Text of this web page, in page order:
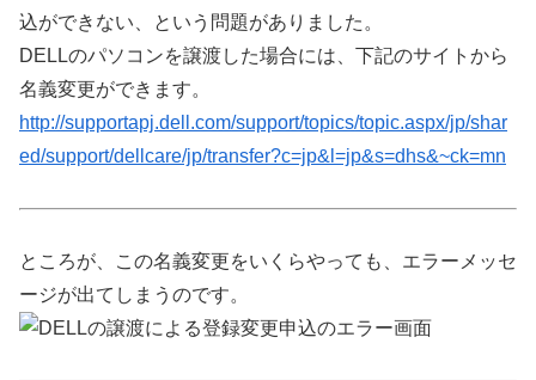
込ができない、という問題がありました。
DELLのパソコンを譲渡した場合には、下記のサイトから
名義変更ができます。
http://supportapj.dell.com/support/topics/topic.aspx/jp/shar
ed/support/dellcare/jp/transfer?c=jp&l=jp&s=dhs&~ck=mn
ところが、この名義変更をいくらやっても、エラーメッセ
ージが出てしまうのです。